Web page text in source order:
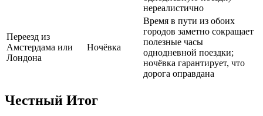
нереалистично
Переезд из
Амстердама или
Лондона
Ночёвка
Время в пути из обоих
городов заметно сокращает
полезные часы
однодневной поездки;
ночёвка гарантирует, что
дорога оправдана
Честный Итог